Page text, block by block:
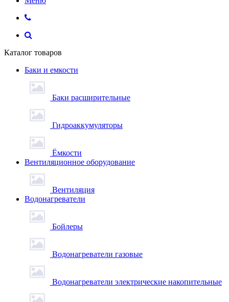
Каталог товаров
Баки и емкости
Баки расширительные
Гидроаккумуляторы
Ёмкости
Вентиляционное оборудование
Вентиляция
Водонагреватели
Бойлеры
Водонагреватели газовые
Водонагреватели электрические накопительные